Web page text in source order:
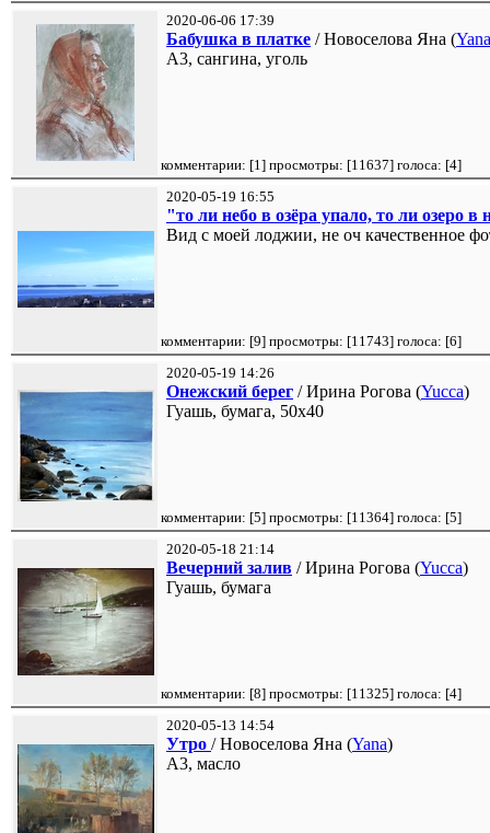
2020-06-06 17:39
Бабушка в платке / Новоселова Яна (Yana
А3, сангина, уголь
комментарии: [1] просмотры: [11637] голоса: [4]
2020-05-19 16:55
"то ли небо в озёра упало, то ли озеро в
Вид с моей лоджии, не оч качественное
комментарии: [9] просмотры: [11743] голоса: [6]
2020-05-19 14:26
Онежский берег / Ирина Рогова (Yucca)
Гуашь, бумага, 50х40
комментарии: [5] просмотры: [11364] голоса: [5]
2020-05-18 21:14
Вечерний залив / Ирина Рогова (Yucca)
Гуашь, бумага
комментарии: [8] просмотры: [11325] голоса: [4]
2020-05-13 14:54
Утро / Новоселова Яна (Yana)
А3, масло